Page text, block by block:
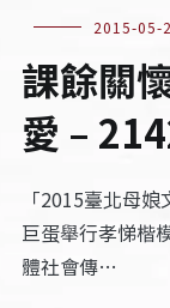
2015-05-
課餘關
愛 –
「2015臺北母
巨蛋舉行孝悌楷
體社會傳…